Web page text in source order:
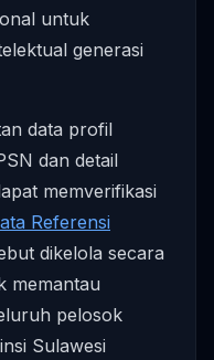
untuk
generasi
data profil
dan detail
memverifikasi
Referensi
dikelola secara
memantau
pelosok
Sulawesi